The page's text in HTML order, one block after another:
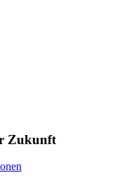
Zukunft